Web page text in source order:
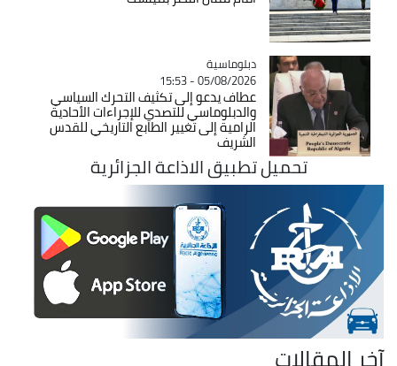
Catégorie
دبلوماسية
05/08/2026 - 15:53
عطاف يدعو إلى تكثيف التحرك السياسي
والدبلوماسي للتصدي للإجراءات الأحادية
الرامية إلى تغيير الطابع التاريخي للقدس
الشريف
تحميل تطبيق الاذاعة الجزائرية